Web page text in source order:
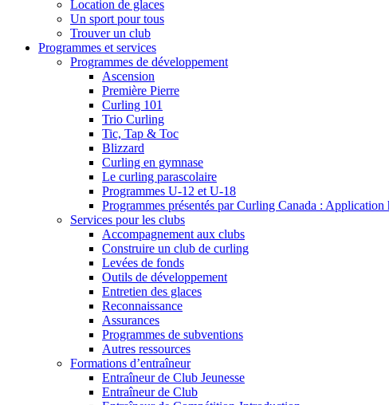
Location de glaces
Un sport pour tous
Trouver un club
Programmes et services
Programmes de développement
Ascension
Première Pierre
Curling 101
Trio Curling
Tic, Tap & Toc
Blizzard
Curling en gymnase
Le curling parascolaire
Programmes U-12 et U-18
Programmes présentés par Curling Canada :
Services pour les clubs
Accompagnement aux clubs
Construire un club de curling
Levées de fonds
Outils de développement
Entretien des glaces
Reconnaissance
Assurances
Programmes de subventions
Autres ressources
Formations d’entraîneur
Entraîneur de Club Jeunesse
Entraîneur de Club